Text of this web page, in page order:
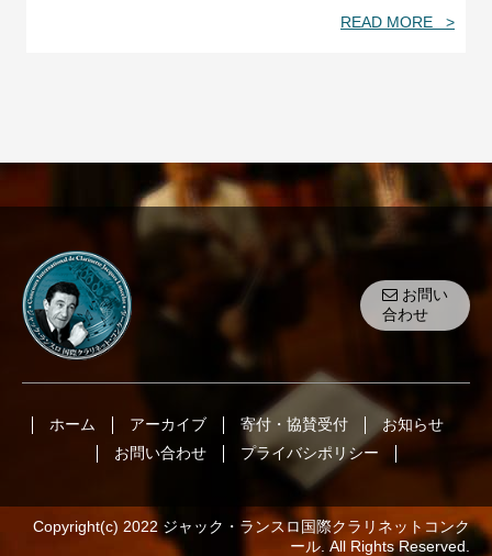
READ MORE >
お問い
合わせ
ホーム アーカイブ 寄付・協賛受付
お知らせ
お問い合わせ
プライバシポリシー
Copyright(c) 2022 ジャック・ランスロ国際クラリネットコンク
ール. All Rights Reserved.